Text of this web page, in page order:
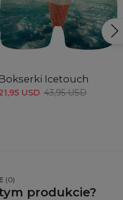
Bokserki Icetouch
USD 43,95 USD
(0)
produkcie?